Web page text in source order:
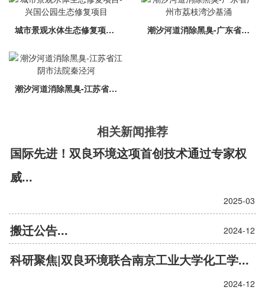
城市景观水体生态修复项目-兴国公园生态修复项目 潮汐河道消除黑臭-广东省广州市荔枝湾沙基涌
潮汐河道消除黑臭-江苏省江阴市法院秦泾河
相关新闻推荐
国际先进！双良环境这项首创技术通过专家权
威...
2025-03
搬迁公告... 2024-12
科研聚焦|双良环境联合南京工业大学化工学...
2024-12